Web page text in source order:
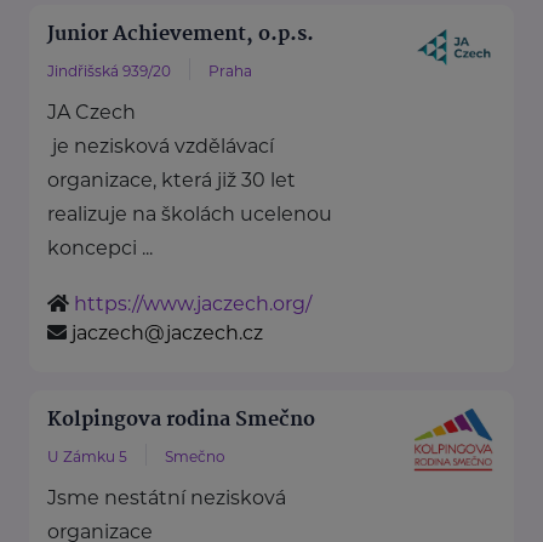
Junior Achievement, o.p.s.
Jindřišská 939/20 Praha
JA Czech
je nezisková vzdělávací
organizace, která již 30 let
realizuje na školách ucelenou
koncepci ...
https://www.jaczech.org/
jaczech@jaczech.cz
Kolpingova rodina Smečno
U Zámku 5 Smečno
Jsme nestátní nezisková
organizace